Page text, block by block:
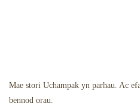
Mae stori Uchampak yn parhau. Ac
bennod orau.